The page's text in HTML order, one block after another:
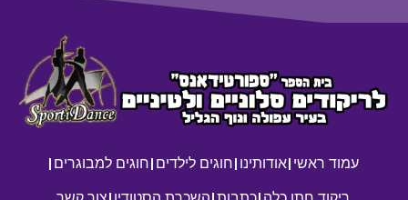
עמוד ראשי אודותינו חוגים לילדים חוגים למבוגרים